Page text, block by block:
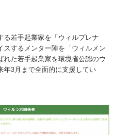
る若手起業家を「ウィルプレナ
スするメンター陣を「ウィルメン
れた若手起業家を環境省公認のウ
年3月まで全面的に支援してい